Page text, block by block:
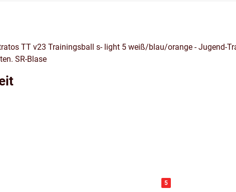
TT v23 Trainingsball s- light 5 weiß/blau/orange - Jugend-
SR-Blase
5